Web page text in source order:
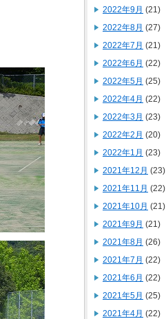
2022年9月 (21)
2022年8月 (27)
2022年7月 (21)
2022年6月 (22)
2022年5月 (25)
2022年4月 (22)
2022年3月 (23)
2022年2月 (20)
2022年1月 (23)
2021年12月 (23)
2021年11月 (22)
2021年10月 (21)
2021年9月 (21)
2021年8月 (26)
2021年7月 (22)
2021年6月 (22)
2021年5月 (25)
2021年4月 (22)